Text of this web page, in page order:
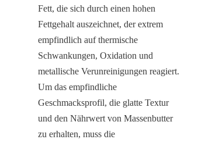
Fett, die sich durch einen hohen
Fettgehalt auszeichnet, der extrem
empfindlich auf thermische
Schwankungen, Oxidation und
metallische Verunreinigungen reagiert.
Um das empfindliche
Geschmacksprofil, die glatte Textur
und den Nährwert von Massenbutter
zu erhalten, muss die